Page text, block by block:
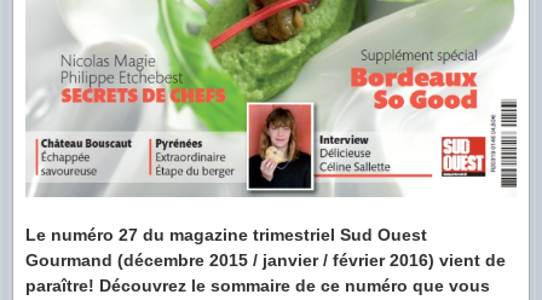
Le numéro 27 du magazine trimestriel Sud Ouest
Gourmand (décembre 2015 / janvier / février 2016) vient de
paraître! Découvrez le sommaire de ce numéro que vous